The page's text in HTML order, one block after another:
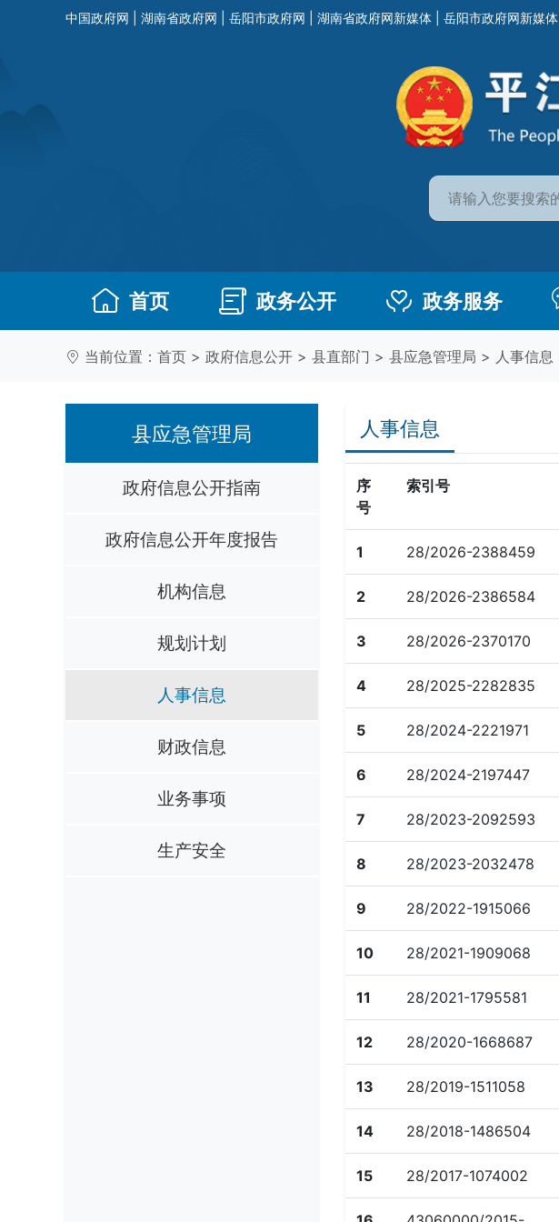
中国政府网 湖南省政府网 岳阳市政府网 湖南省政府网新媒体 岳阳市政府网新媒体
首页 政务公开 政务服务
当前位置： 首页 > 政府信息公开 > 县直部门 > 县应急管理局 > 人事信息
县应急管理局
政府信息公开指南
政府信息公开年度报告
机构信息
规划计划
人事信息
财政信息
业务事项
生产安全
人事信息
序
号
索引号
1 28/2026-2388459
2 28/2026-2386584
3 28/2026-2370170
4 28/2025-2282835
5 28/2024-2221971
6 28/2024-2197447
7 28/2023-2092593
8 28/2023-2032478
9 28/2022-1915066
10 28/2021-1909068
11 28/2021-1795581
12 28/2020-1668687
13 28/2019-1511058
14 28/2018-1486504
15 28/2017-1074002